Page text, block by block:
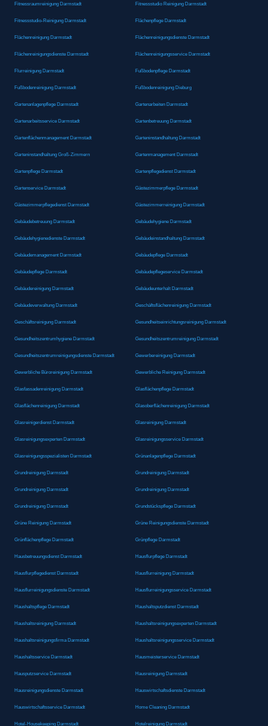
Fitnessraumreinigung Darmstadt Fitnessstudio Reinigung Darmstadt
Fitnessstudio-Reinigung Darmstadt Flächenpflege Darmstadt
Flächenreinigung Darmstadt Flächenreinigungsdienste Darmstadt
Flächenreinigungsdienste Darmstadt Flächenreinigungsservice Darmstadt
Flurreinigung Darmstadt Fußbodenpflege Darmstadt
Fußbodenreinigung Darmstadt Fußbodenreinigung Dieburg
Gartenanlagenpflege Darmstadt Gartenarbeiten Darmstadt
Gartenarbeitsservice Darmstadt Gartenbetreuung Darmstadt
Gartenflächenmanagement Darmstadt Garteninstandhaltung Darmstadt
Garteninstandhaltung Groß-Zimmern Gartenmanagement Darmstadt
Gartenpflege Darmstadt Gartenpflegedienst Darmstadt
Gartenservice Darmstadt Gästezimmerpflege Darmstadt
Gästezimmerpflegedienst Darmstadt Gästezimmerreinigung Darmstadt
Gebäudebetreuung Darmstadt Gebäudehygiene Darmstadt
Gebäudehygienedienste Darmstadt Gebäudeinstandhaltung Darmstadt
Gebäudemanagement Darmstadt Gebäudepflege Darmstadt
Gebäudepflege Darmstadt Gebäudepflegeservice Darmstadt
Gebäudereinigung Darmstadt Gebäudeunterhalt Darmstadt
Gebäudeverwaltung Darmstadt Geschäftsflächenreinigung Darmstadt
Geschäftsreinigung Darmstadt Gesundheitseinrichtungsreinigung Darmstadt
Gesundheitszentrumhygiene Darmstadt Gesundheitszentrumreinigung Darmstadt
Gesundheitszentrumreinigungsdienste Darmstadt Gewerbereinigung Darmstadt
Gewerbliche Büroreinigung Darmstadt Gewerbliche Reinigung Darmstadt
Glasfassadenreinigung Darmstadt Glasflächenpflege Darmstadt
Glasflächenreinigung Darmstadt Glasoberflächenreinigung Darmstadt
Glasreinigerdienst Darmstadt Glasreinigung Darmstadt
Glasreinigungsexperten Darmstadt Glasreinigungsservice Darmstadt
Glasreinigungsspezialisten Darmstadt Grünanlagenpflege Darmstadt
Grundreinigung Darmstadt Grundreinigung Darmstadt
Grundreinigung Darmstadt Grundreinigung Darmstadt
Grundreinigung Darmstadt Grundstückspflege Darmstadt
Grüne Reinigung Darmstadt Grüne Reinigungsdienste Darmstadt
Grünflächenpflege Darmstadt Grünpflege Darmstadt
Hausbetreuungsdienst Darmstadt Hausflurpflege Darmstadt
Hausflurpflegedienst Darmstadt Hausflurreinigung Darmstadt
Hausflurreinigungsdienste Darmstadt Hausflurreinigungsservice Darmstadt
Haushaltspflege Darmstadt Haushaltsputzdienst Darmstadt
Haushaltsreinigung Darmstadt Haushaltsreinigungsexperten Darmstadt
Haushaltsreinigungsfirma Darmstadt Haushaltsreinigungsservice Darmstadt
Haushaltsservice Darmstadt Hausmeisterservice Darmstadt
Hausputzservice Darmstadt Hausreinigung Darmstadt
Hausreinigungsdienste Darmstadt Hauswirtschaftsdienste Darmstadt
Hauswirtschaftsservice Darmstadt Home Cleaning Darmstadt
Hotel-Housekeeping Darmstadt Hotelreinigung Darmstadt